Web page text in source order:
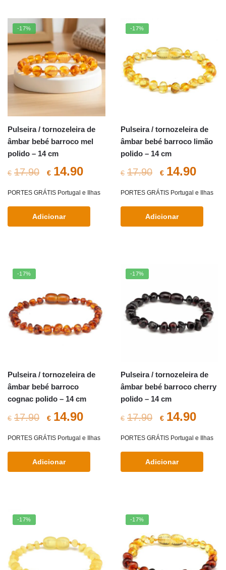
-17%
Pulseira / tornozeleira de
âmbar bebé barroco mel
polido – 14 cm
€ 17.90
O
preço
original
era:
€ 14.90O
preço
atual
é:
PORTES GRÁTIS Portugal e Ilhas
Adicionar
-17%
Pulseira / tornozeleira de
âmbar bebé barroco limão
polido – 14 cm
€ 17.90
O
preço
original
era:
€ 14.90O
atual
é:
PORTES GRÁTIS Portugal e Ilhas
Adicionar
-17%
Pulseira / tornozeleira de
âmbar bebé barroco
cognac polido – 14 cm
€ 17.90
O
preço
original
era:
€ 14.90O
preço
atual
é:
PORTES GRÁTIS Portugal e Ilhas
Adicionar
-17%
Pulseira / tornozeleira de
âmbar bebé barroco cherry
polido – 14 cm
€ 17.90
O
preço
original
era:
€ 14.90O
atual
é:
PORTES GRÁTIS Portugal e Ilhas
Adicionar
-17% -17%